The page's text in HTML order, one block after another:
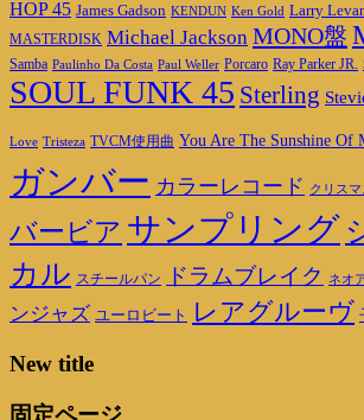
HOP 45 James Gadson KENDUN Ken Gold Larry
MASTERDISK Michael Jackson MONO盤
Samba Paulinho Da Costa Paul Weller Porcaro Ray Parker JR.
SOUL FUNK 45 Sterling
Love Tristeza TVCM使用曲 You Are The Sunshine Of
ガンバー カラーレコード クリスマ
バービア サンプリング
カル スチールパン ドラムブレイク ネオ
ンジャズ ユーロビート レアグルーヴ
New title
固定ページ